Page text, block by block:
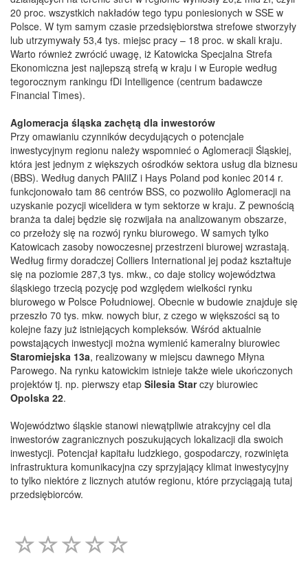
20 proc. wszystkich nakładów tego typu poniesionych w SSE w
Polsce. W tym samym czasie przedsiębiorstwa strefowe stworzyły
lub utrzymywały 53,4 tys. miejsc pracy – 18 proc. w skali kraju.
Warto również zwrócić uwagę, iż Katowicka Specjalna Strefa
Ekonomiczna jest najlepszą strefą w kraju i w Europie według
tegorocznym rankingu fDi Intelligence (centrum badawcze
Financial Times).
Aglomeracja śląska zachętą dla inwestorów
Przy omawianiu czynników decydujących o potencjale
inwestycyjnym regionu należy wspomnieć o Aglomeracji Śląskiej,
która jest jednym z większych ośrodków sektora usług dla biznesu
(BBS). Według danych PAIiIZ i Hays Poland pod koniec 2014 r.
funkcjonowało tam 86 centrów BSS, co pozwoliło Aglomeracji na
uzyskanie pozycji wicelidera w tym sektorze w kraju. Z pewnością
branża ta dalej będzie się rozwijała na analizowanym obszarze,
co przełoży się na rozwój rynku biurowego. W samych tylko
Katowicach zasoby nowoczesnej przestrzeni biurowej wzrastają.
Według firmy doradczej Colliers International jej podaż kształtuje
się na poziomie 287,3 tys. mkw., co daje stolicy województwa
śląskiego trzecią pozycję pod względem wielkości rynku
biurowego w Polsce Południowej. Obecnie w budowie znajduje się
przeszło 70 tys. mkw. nowych biur, z czego w większości są to
kolejne fazy już istniejących kompleksów. Wśród aktualnie
powstających inwestycji można wymienić kameralny biurowiec
Staromiejska 13a, realizowany w miejscu dawnego Młyna
Parowego. Na rynku katowickim istnieje także wiele ukończonych
projektów tj. np. pierwszy etap Silesia Starczy biurowiec
Opolska 22.
Województwo śląskie stanowi niewątpliwie atrakcyjny cel dla
inwestorów zagranicznych poszukujących lokalizacji dla swoich
inwestycji. Potencjał kapitału ludzkiego, gospodarczy, rozwinięta
infrastruktura komunikacyjna czy sprzyjający klimat inwestycyjny
to tylko niektóre z licznych atutów regionu, które przyciągają tutaj
przedsiębiorców.